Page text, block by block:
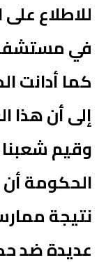
للاطلاع
في
كما أدانت
إلى أن هذا
وقيم شعبنا
الحكومة أن
نتيجة
عديدة ضد